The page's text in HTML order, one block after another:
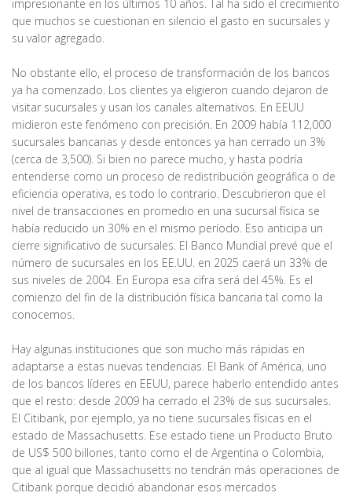
impresionante en los últimos 10 años. Tal ha sido el crecimiento
que muchos se cuestionan en silencio el gasto en sucursales y
su valor agregado.
No obstante ello, el proceso de transformación de los bancos
ya ha comenzado. Los clientes ya eligieron cuando dejaron de
visitar sucursales y usan los canales alternativos. En EEUU
midieron este fenómeno con precisión. En 2009 había 112,000
sucursales bancarias y desde entonces ya han cerrado un 3%
(cerca de 3,500). Si bien no parece mucho, y hasta podría
entenderse como un proceso de redistribución geográfica o de
eficiencia operativa, es todo lo contrario. Descubrieron que el
nivel de transacciones en promedio en una sucursal física se
había reducido un 30% en el mismo período. Eso anticipa un
cierre significativo de sucursales. El Banco Mundial prevé que el
número de sucursales en los EE.UU. en 2025 caerá un 33% de
sus niveles de 2004. En Europa esa cifra será del 45%. Es el
comienzo del fin de la distribución física bancaria tal como la
conocemos.
Hay algunas instituciones que son mucho más rápidas en
adaptarse a estas nuevas tendencias. El Bank of América, uno
de los bancos líderes en EEUU, parece haberlo entendido antes
que el resto: desde 2009 ha cerrado el 23% de sus sucursales.
El Citibank, por ejemplo, ya no tiene sucursales físicas en el
estado de Massachusetts. Ese estado tiene un Producto Bruto
de US$ 500 billones, tanto como el de Argentina o Colombia,
que al igual que Massachusetts no tendrán más operaciones de
Citibank porque decidió abandonar esos mercados